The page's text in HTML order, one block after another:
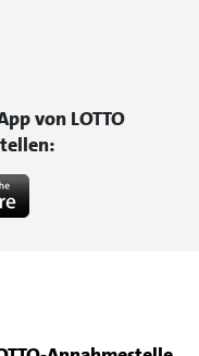
von LOTTO